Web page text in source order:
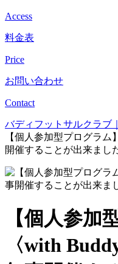
Access
料金表
Price
お問い合わせ
Contact
バディフットサルクラブ
【個人参加型プログラ
開催することが出来まし
【個人参加
〈with